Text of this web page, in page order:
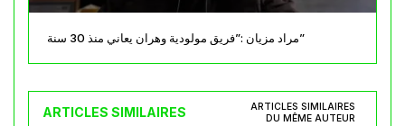
مراد مزيان :”فريق مولودية وهران يعاني منذ 30 سنة”
ARTICLES SIMILAIRES
ARTICLES SIMILAIRES
DU MÊME AUTEUR